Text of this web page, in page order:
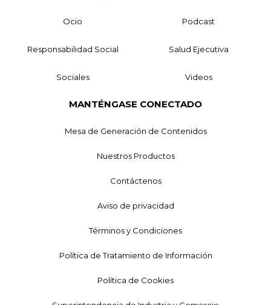
Ocio Podcast
Responsabilidad Social Salud Ejecutiva
Sociales Videos
MANTÉNGASE CONECTADO
Mesa de Generación de Contenidos
Nuestros Productos
Contáctenos
Aviso de privacidad
Términos y Condiciones
Política de Tratamiento de Información
Política de Cookies